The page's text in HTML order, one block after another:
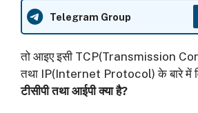
Telegram Group
तो आइए इसी TCP(Transmission
तथा IP(Internet Protocol) के बारे में
टीसीपी तथा आईपी क्या है?